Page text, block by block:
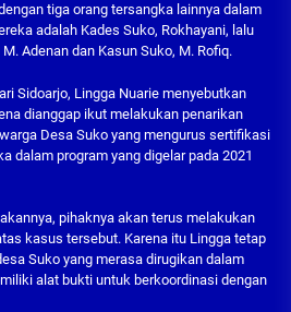
tiga orang tersangka lainnya dalam
adalah Kades Suko, Rokhayani, lalu
Adenan dan Kasun Suko, M. Rofiq.
Sidoarjo, Lingga Nuarie menyebutkan
dianggap ikut melakukan penarikan
Desa Suko yang mengurus sertifikasi
dalam program yang digelar pada 2021
pihaknya akan terus melakukan
kasus tersebut. Karena itu Lingga tetap
Suko yang merasa dirugikan dalam
alat bukti untuk berkoordinasi dengan